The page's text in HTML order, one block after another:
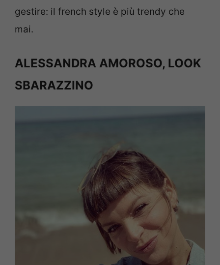
gestire: il french style è più trendy che
mai.
ALESSANDRA AMOROSO, LOOK
SBARAZZINO